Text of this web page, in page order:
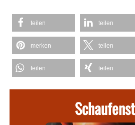
teilen teilen
merken teilen
teilen teilen